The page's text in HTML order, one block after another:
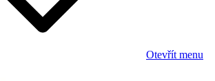
Otevřít menu